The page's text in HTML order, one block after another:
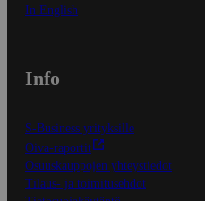
In English
Info
S-Business yrityksille
Oiva-raportit
Osuuskauppojen yhteystiedot
Tilaus- ja toimitusehdot